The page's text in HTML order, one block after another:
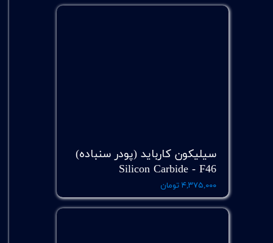
سیلیکون کارباید (پودر سنباده)
Silicon Carbide - F46
۴,۳۷۵,۰۰۰ تومان